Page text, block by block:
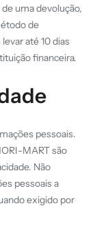
uma devolução,
de
até 10 dias
financeira.
pessoais.
MART são
Não
pessoais a
exigido por